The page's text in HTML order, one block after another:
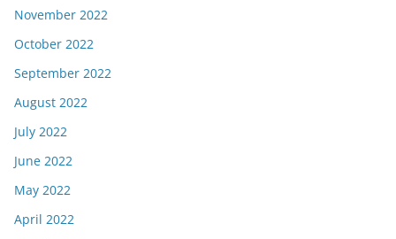
November 2022
October 2022
September 2022
August 2022
July 2022
June 2022
May 2022
April 2022